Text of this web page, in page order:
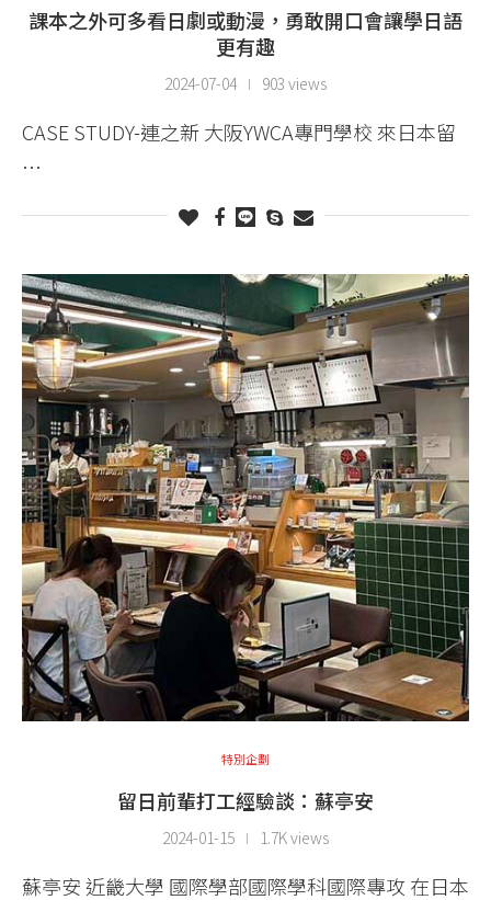
課本之外可多看日劇或動漫，勇敢開口會讓學日語
更有趣
2024-07-04 903 views
CASE STUDY-連之新 大阪YWCA專門學校 來日本留
…
特別企劃
留日前輩打工經驗談：蘇亭安
2024-01-15 1.7K views
蘇亭安 近畿大學 國際學部國際學科國際專攻 在日本